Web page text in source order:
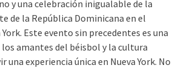
y una celebración inigualable de la
de la República Dominicana en el
Este evento sin precedentes es una
amantes del béisbol y la cultura
una experiencia única en Nueva York. No